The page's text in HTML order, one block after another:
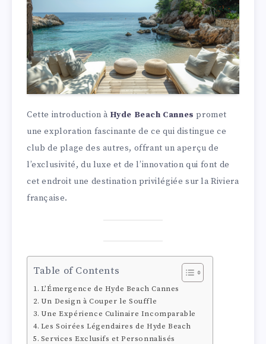
Cette introduction à Hyde Beach Cannes promet
une exploration fascinante de ce qui distingue ce
club de plage des autres, offrant un aperçu de
l’exclusivité, du luxe et de l’innovation qui font de
cet endroit une destination privilégiée sur la Riviera
française.
Table of Contents
L’Émergence de Hyde Beach Cannes
Un Design à Couper le Souffle
Une Expérience Culinaire Incomparable
Les Soirées Légendaires de Hyde Beach
Services Exclusifs et Personnalisés